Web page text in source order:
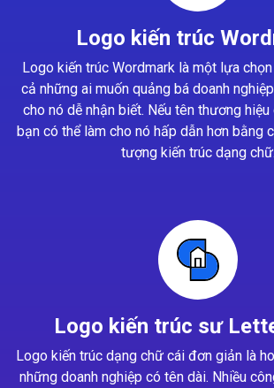
Logo kiến trúc
Logo kiến trúc Wordmark là một lựa
cả những ai muốn quảng bá doanh
cho nó dễ nhận biết. Nếu tên thương
bạn có thể làm cho nó hấp dẫn hơn bằng
tượng kiến trúc dạng chữ.
Logo kiến trúc sư
Logo kiến trúc dạng chữ cái đơn giản là
những doanh nghiệp có tên dài. Nhiều